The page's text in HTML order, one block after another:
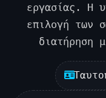
εργασίας. Η
επιλογή των
διατήρηση